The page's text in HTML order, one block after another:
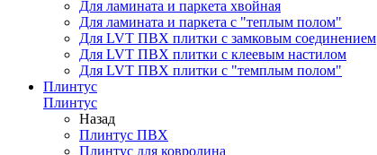
Для ламината и паркета хвойная
Для ламината и паркета с "теплым полом"
Для LVT ПВХ плитки с замковым соединением
Для LVT ПВХ плитки с клеевым настилом
Для LVT ПВХ плитки с "темплым полом"
Плинтус
Плинтус
Назад
Плинтус ПВХ
Плинтус для ковролина